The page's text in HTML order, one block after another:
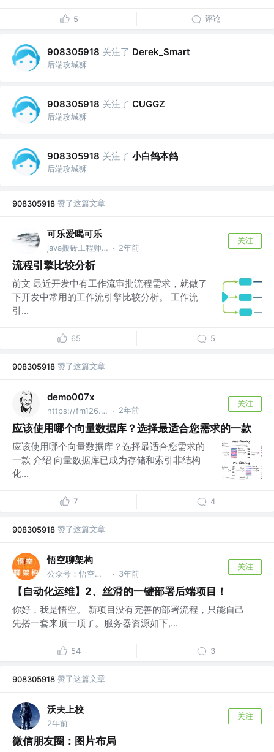
5 评论
908305918 关注了 Derek_Smart
后端攻城狮
908305918 关注了 CUGGZ
后端攻城狮
908305918 关注了 小白鸽本鸽
后端攻城狮
908305918 赞了这篇文章
可乐爱喝可乐
java搬砖工程师 @爱吹牛逼科技有限公司 · 2年前
关注
流程引擎比较分析
前文 最近开发中有工作流审批流程需求，就做了
下开发中常用的工作流引擎比较分析。 工作流
引...
65 5
908305918 赞了这篇文章
demo007x
https://fm126.top/ · 2年前
关注
应该使用哪个向量数据库？选择最适合您需求的一款
应该使用哪个向量数据库？选择最适合您需求的
一款 介绍 向量数据库已成为存储和索引非结构
化...
7 4
908305918 赞了这篇文章
悟空聊架构
公众号：悟空聊架构 @开源项目：基于 SpringCloud 的 实战项目 · 3年前
关注
【自动化运维】2、丝滑的一键部署后端项目！
你好，我是悟空。 新项目没有完善的部署流程，只能自己
先搭一套来顶一顶了。服务器资源如下,...
54 3
908305918 赞了这篇文章
沃夫上校
2年前
关注
微信朋友圈：图片布局